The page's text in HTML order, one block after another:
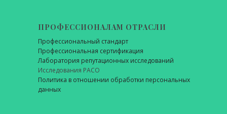
ПРОФЕССИОНАЛАМ ОТРАСЛИ
Профессиональный стандарт
Профессиональная сертификация
Лаборатория репутационных исследований
Исследования РАСО
Политика в отношении обработки персональных
данных